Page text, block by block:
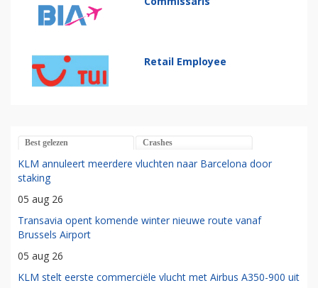
Retail Employee
Best gelezen Crashes
KLM annuleert meerdere vluchten naar Barcelona door
staking
05 aug 26
Transavia opent komende winter nieuwe route vanaf
Brussels Airport
05 aug 26
KLM stelt eerste commerciële vlucht met Airbus A350-900 uit